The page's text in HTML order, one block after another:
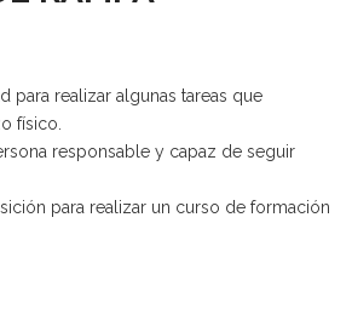
para realizar algunas tareas que
físico.
responsable y capaz de seguir
para realizar un curso de formación